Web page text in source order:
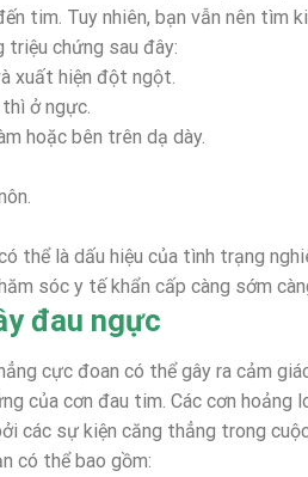
tim. Tuy nhiên, bạn vẫn nên tìm
triệu chứng sau đây:
xuất hiện đột ngột.
ở ngực.
hoặc bên trên dạ dày.
thể là dấu hiệu của tình trạng
sóc y tế khẩn cấp càng sớm
đau ngực
cực đoan có thể gây ra cảm
của cơn đau tim. Các cơn hoảng
các sự kiện căng thẳng trong
có thể bao gồm: